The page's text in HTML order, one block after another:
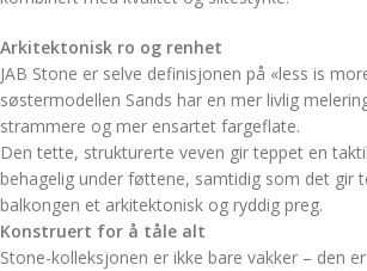
Arkitektonisk ro og renhet
JAB Stone er selve definisjonen på «less is
søstermodellen Sands har en mer livlig
strammere og mer ensartet fargeflate.
Den tette, strukturerte veven gir teppet en
behagelig under føttene, samtidig som det gir
balkongen et arkitektonisk og ryddig preg.
Konstruert for å tåle alt
Stone-kolleksjonen er ikke bare vakker – den